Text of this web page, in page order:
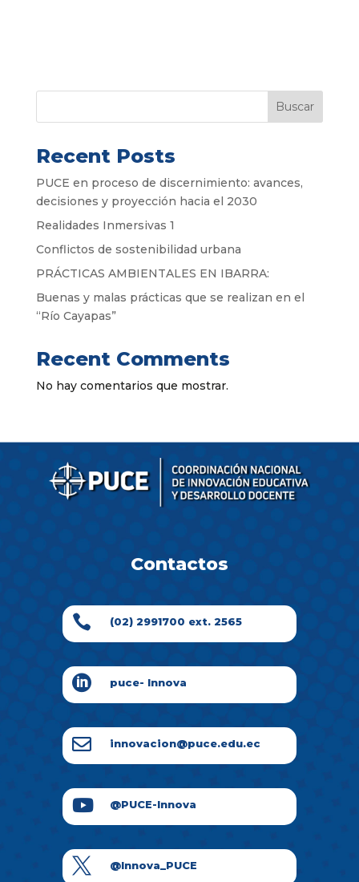
Buscar
Recent Posts
PUCE en proceso de discernimiento: avances,
decisiones y proyección hacia el 2030
Realidades Inmersivas 1
Conflictos de sostenibilidad urbana
PRÁCTICAS AMBIENTALES EN IBARRA:
Buenas y malas prácticas que se realizan en el
“Río Cayapas”
Recent Comments
No hay comentarios que mostrar.
Contactos
 (02) 2991700 ext. 2565
 puce- Innova
 innovacion@puce.edu.ec
 @PUCE-Innova
 @Innova_PUCE